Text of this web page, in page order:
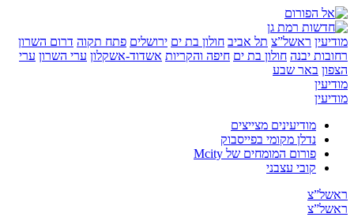
ראשל”צ תל אביב חולון בת ים ירושלים פתח תקוה דרום השרון
יבנה חולון בת ים חיפה והקריות אשדוד-אשקלון ערי השרון ערי
באר שבע
מודיעינים מצייצים
נדלן מקומי בפייסבוק
פורום המומחים של Mcity
קובי עצבני